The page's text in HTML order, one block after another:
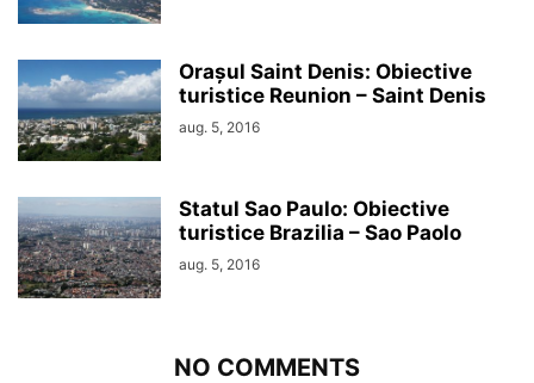
Orașul Saint Denis: Obiective
turistice Reunion – Saint Denis
aug. 5, 2016
Statul Sao Paulo: Obiective
turistice Brazilia – Sao Paolo
aug. 5, 2016
NO COMMENTS